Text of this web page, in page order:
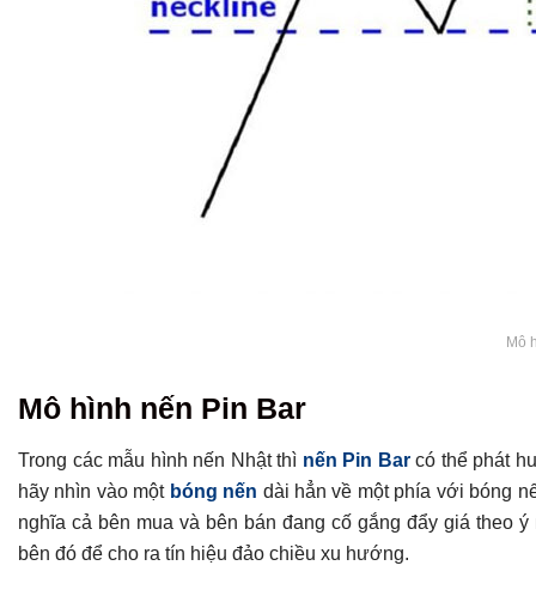
Mô
Mô hình nến Pin Bar
Trong các mẫu hình nến Nhật thì nến Pin Barcó thể phát
hãy nhìn vào một bóng nến dài hẳn về một phía với bóng
nghĩa cả bên mua và bên bán đang cố gắng đẩy giá theo
bên đó để cho ra tín hiệu đảo chiều xu hướng.